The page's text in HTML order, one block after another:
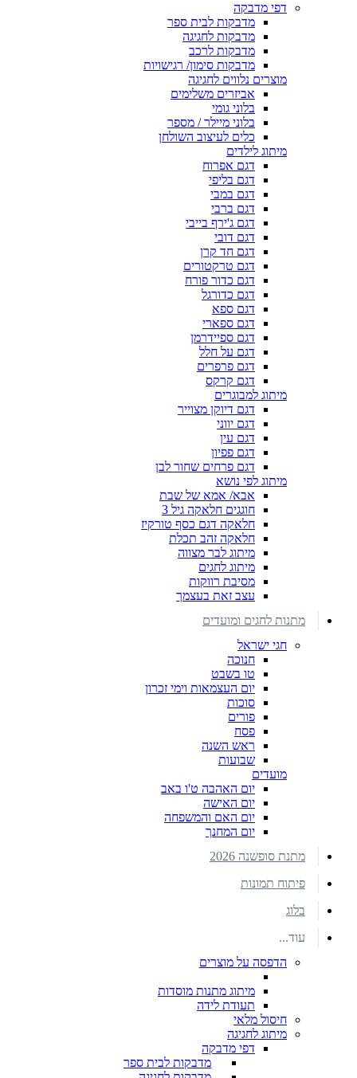
דפי מדבקה
מדבקות לבית ספר
מדבקות לחגיגה
מדבקות לרכב
מדבקות סימון/ רגישויות
מוצרים נלווים לחגיגה
אביזרים משלימים
בלוני גומי
בלוני מיילר / מספר
כלים לעיצוב השולחן
מיתוג לילדים
דגם אפרוח
דגם בליפי
דגם במבי
דגם ברבי
דגם ג'ירף בייבי
דגם דובי
דגם חד קרן
דגם טרקטורים
דגם כדור פורח
דגם כדורגל
דגם ספא
דגם ספארי
דגם ספיידרמן
דגם על חלל
דגם פרפרים
דגם קרקס
מיתוג למבוגרים
דגם דיוקן מצוייר
דגם יווני
דגם עין
דגם פפיון
דגם פרחים שחור לבן
מיתוג לפי נושא
אבא/ אמא של שבת
חוגגים חלאקה גיל 3
חלאקה דגם כסף טורקיז
חלאקה זהב תכלת
מיתוג לבר מצווה
מיתוג לחגים
מסיבת רווקות
עצב זאת בעצמך
מתנות לחגים ומועדים
חגי ישראל
חנוכה
טו בשבט
יום העצמאות וימי זכרון
סוכות
פורים
פסח
ראש השנה
שבועות
מועדים
יום האהבה ט'ו באב
יום האישה
יום האם והמשפחה
יום המחנך
מתנת סופשנה 2026
פיתוח תמונות
בלוג
עוד...
הדפסה על מוצרים
מיתוג מתנות מוסדות
תעודת לידה
חיסול מלאי
מיתוג לחגיגה
דפי מדבקה
מדבקות לבית ספר